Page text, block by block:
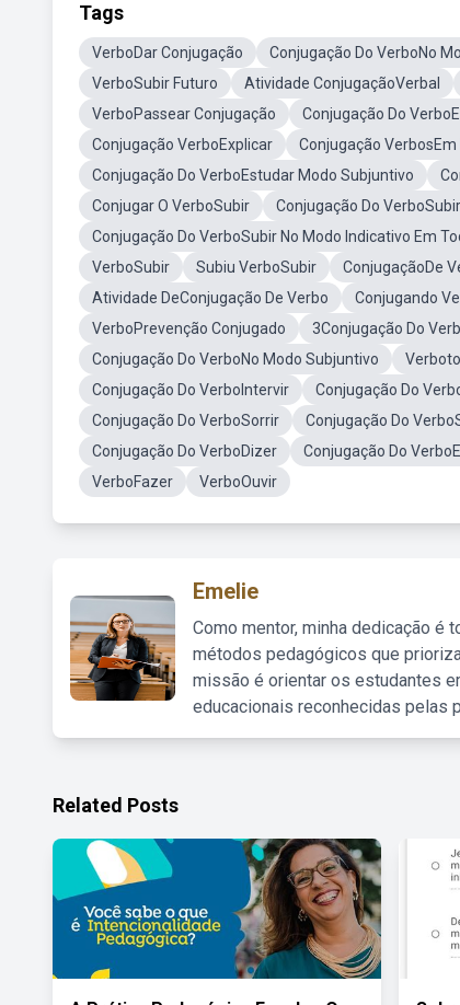
Tags
VerboDar Conjugação Conjugação Do VerboNo
VerboSubir Futuro
Atividade ConjugaçãoVerbal
VerboPassear Conjugação
Conjugação Do
Conjugação VerboExplicar
Conjugação
Conjugação Do VerboEstudar Modo Subjuntivo
Conjugar O VerboSubir
Conjugação Do
Conjugação Do VerboSubir No Modo Indicativo Em
VerboSubir
Subiu VerboSubir ConjugaçãoDe
Atividade DeConjugação De Verbo
Conjugando
VerboPrevenção Conjugado
3Conjugação Do
Conjugação Do VerboNo Modo Subjuntivo
Conjugação Do VerboIntervir
Conjugação Do
Conjugação Do VerboSorrir
Conjugação Do
Conjugação Do VerboDizer
Conjugação Do
VerboFazer
VerboOuvir
Emelie
Como mentor, minha dedicação é
métodos pedagógicos que
missão é orientar os estudantes
educacionais reconhecidas pelas
Related Posts